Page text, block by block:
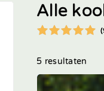
Alle
5 resultaten